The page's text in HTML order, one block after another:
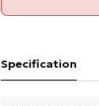
Specification